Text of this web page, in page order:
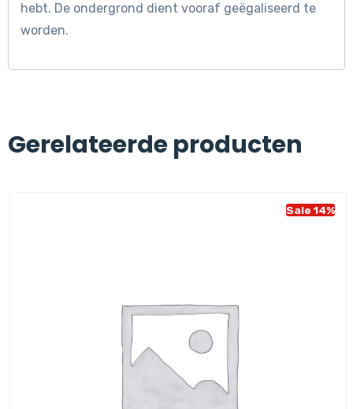
hebt. De ondergrond dient vooraf geëgaliseerd te
worden.
Gerelateerde producten
Sale 14%